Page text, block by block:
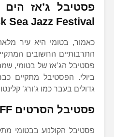
פסטיבל ג’אז
Sea Jazz Festival
כאמור, בטומי היא עיר
התרבותיים החשובים
פסטיבל הג’אז של בטומי,
גדולים בעבר כמו ג’ורג’
פסטיבל הסרטים
פסטיבל הקולנוע בבטומי